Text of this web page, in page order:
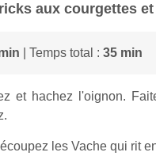
aux courgettes
| Temps total : 35 min
et hachez l'oignon.
les Vache qui rit